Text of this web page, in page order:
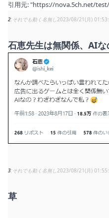
引用元: "https://nova.5ch.net/
2 それでも動く名無し2023/08/21(月)
石恵先生は無関係、AIな
3 それでも動く名無し2023/08/21(月)
草